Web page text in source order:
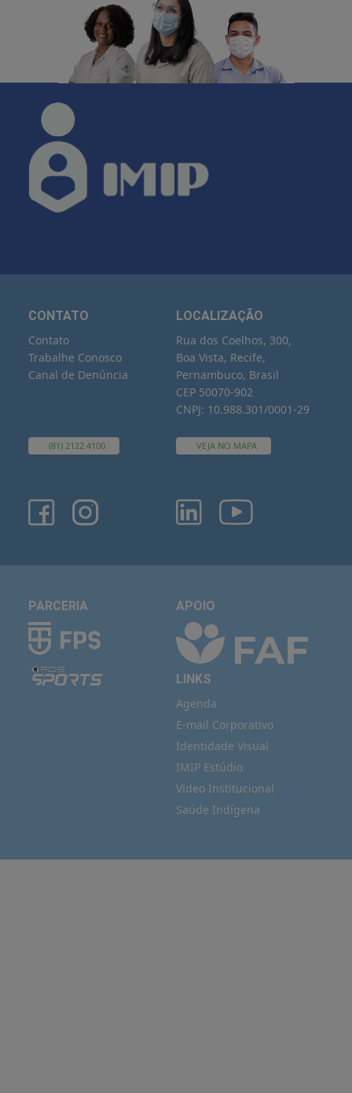
CONTATO
Contato
Trabalhe Conosco
Canal de Denúncia
(81) 2122.4100
LOCALIZAÇÃO
Rua dos Coelhos, 300,
Boa Vista, Recife,
Pernambuco, Brasil
CEP 50070-902
CNPJ: 10.988.301/0001-29
VEJA NO MAPA
PARCERIA APOIO
LINKS
Agenda
E-mail Corporativo
Identidade Visual
IMIP Estúdio
Vídeo Institucional
Saúde Indígena